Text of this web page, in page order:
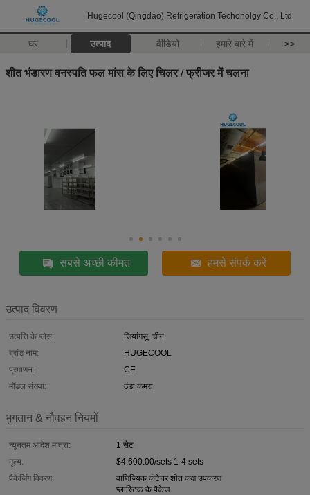
Hugecool (Qingdao) Refrigeration Techonolgy Co., Ltd
घर उत्पाद वीडियो हमारे बारे में >>
शीत भंडारण वनस्पति फल मांस के लिए चिलर / फ्रीजर में चलना
सबसे अच्छी कीमत हमसे संपर्क करें
उत्पाद विवरण
उत्पत्ति के प्लेस:
जियांगसू, चीन
ब्रांड नाम:
HUGECOOL
प्रमाणन:
CE
मॉडल संख्या:
ठंडा कमरा
भुगतान & नौवहन नियमों
न्यूनतम आदेश मात्रा:
1 सेट
मूल्य:
$4,600.00/sets 1-4 sets
पैकेजिंग विवरण:
वाणिज्यिक कंटेनर शीत कक्ष उपकरण
प्लास्टिक के पैकेज